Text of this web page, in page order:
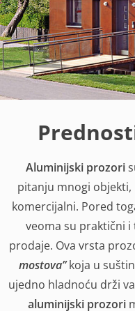
Aluminijski prozori
pitanju mnogi
komercijalni. Pored
veoma su praktični
prodaje. Ova vrsta
mostova”koja u
ujedno hladnoću drži
aluminijski prozori